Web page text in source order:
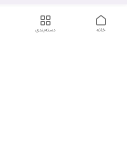
دسته‌بندی خانه